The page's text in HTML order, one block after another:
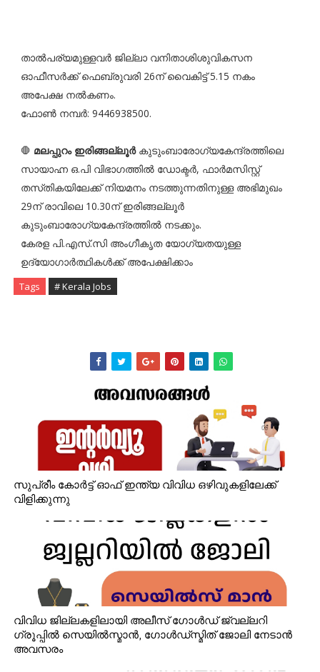
താൽപര്യമുള്ളവർ ജില്ലാ വനിതാശിശുവികസന
ഓഫീസർക്ക് ഫെബ്രുവരി 26ന് വൈകിട്ട് 5.15 നകം
അപേക്ഷ നൽകണം.
ഫോൺ നമ്പർ: 9446938500.
🛑 മലപ്പുറം ഇരിങ്ങല്ലൂർകുടുംബാരോഗ്യകേന്ദ്രത്തിലെ
സായാഹ്ന ഒ.പി വിഭാഗത്തിൽ ഡോക്ട‌ർ, ഫാർമസിസ്റ്റ്
തസ്‌തികയിലേക്ക് നിയമനം നടത്തുന്നതിനുള്ള അഭിമുഖം
29ന് രാവിലെ 10.30ന് ഇരിങ്ങല്ലൂർ
കുടുംബാരോഗ്യകേന്ദ്രത്തിൽ നടക്കും.
കേരള പി.എസ്.സി അംഗീകൃത യോഗ്യതയുള്ള
ഉദ്യോഗാർത്ഥികൾക്ക് അപേക്ഷിക്കാം
Tags # Kerala Jobs
സുപ്രീം കോർട്ട് ഓഫ് ഇന്ത്യ വിവിധ ഒഴിവുകളിലേക്ക്
വിളിക്കുന്നു
വിവിധ ജില്ലകളിലായി അലീസ് ഗോൾഡ് ജ്വല്ലറി
ഗ്രൂപ്പിൽ സെയിൽസ്മാൻ, ഗോൾഡ്‌സ്മിത് ജോലി നേടാൻ
അവസരം